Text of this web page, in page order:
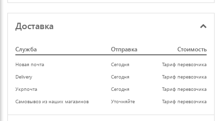
Доставка
Служба Отправка Стоимость
Новая почта Сегодня
Тариф перевозчика
Delivery
Сегодня
Тариф перевозчика
Укрпочта
Сегодня
Тариф перевозчика
Самовывоз из наших магазинов
Уточняйте Тариф перевозчика